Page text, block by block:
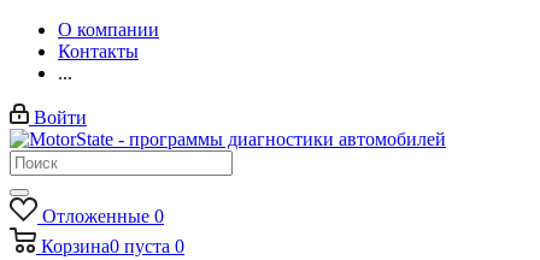
О компании
Контакты
...
Войти
Отложенные 0
Корзина0 пуста 0